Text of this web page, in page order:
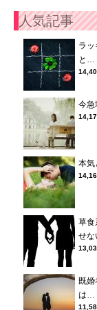
人気記事
ラ
と…
今急
本気
草食
せな
既
は…